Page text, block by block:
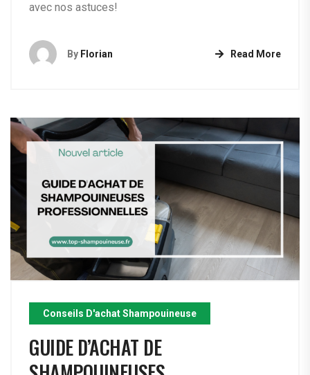
avec nos astuces!
By Florian Read More
Conseils D'achat Shampouineuse
GUIDE D’ACHAT DE